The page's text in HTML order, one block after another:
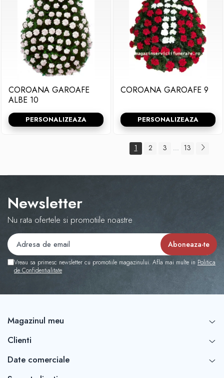
COROANA GAROAFE
ALBE 10
PERSONALIZEAZA
COROANA GAROAFE 9
PERSONALIZEAZA
1 2 3 ... 13
Newsletter
Nu rata ofertele si promotiile noastre
Vreau sa primesc newsletter cu promotiile magazinului. Afla mai multe in Politica
de Confidentialitate
Magazinul meu
Clienti
Date comerciale